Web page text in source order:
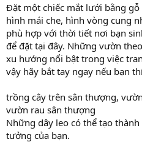
Đặt một chiếc mắt lưới bằng gỗ
hình mái che, hình vòng cung
phù hợp với thời tiết nơi bạn
để đặt tại đây. Những vườn
xu hướng nổi bật trong việc
vậy hãy bắt tay ngay nếu bạn
trồng cây trên sân thượng,
vườn rau sân thượng
Những dây leo có thể tạo
tưởng của bạn.